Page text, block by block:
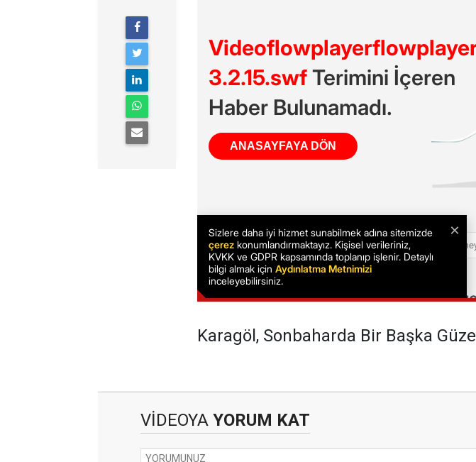
Karagöl, Sonbaharda Bir Başka Güzel
VİDEOYA YORUM KAT